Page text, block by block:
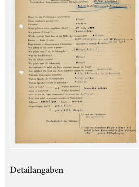
Detailangaben